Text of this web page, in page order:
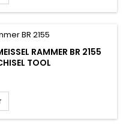
RAMMER BR 2155 A
TOOL